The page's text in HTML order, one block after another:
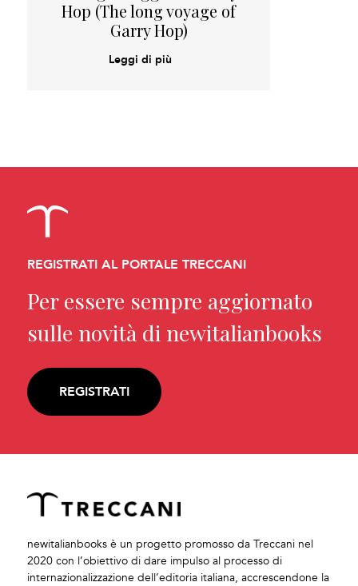
Hop (The long voyage of
Garry Hop)
Leggi di più
REGISTRATI AL PORTALE TRECCANI
Per essere sempre aggiornato
sulle novità di newitalianbooks
REGISTRATI
newitalianbooks è un progetto promosso da Treccani nel
2020 con l’obiettivo di dare impulso al processo di
internazionalizzazione dell’editoria italiana, accrescendone la